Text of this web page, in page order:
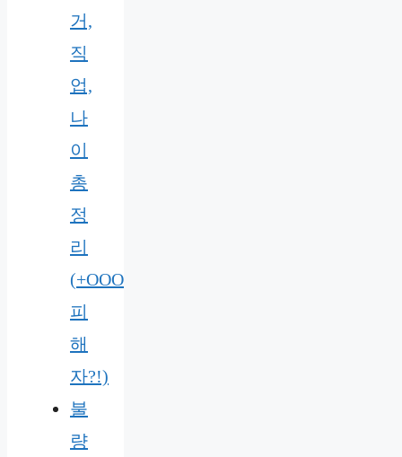
거,
직
업,
나
이
총
정
리
(+OOO
피
해
자?!)
불
량